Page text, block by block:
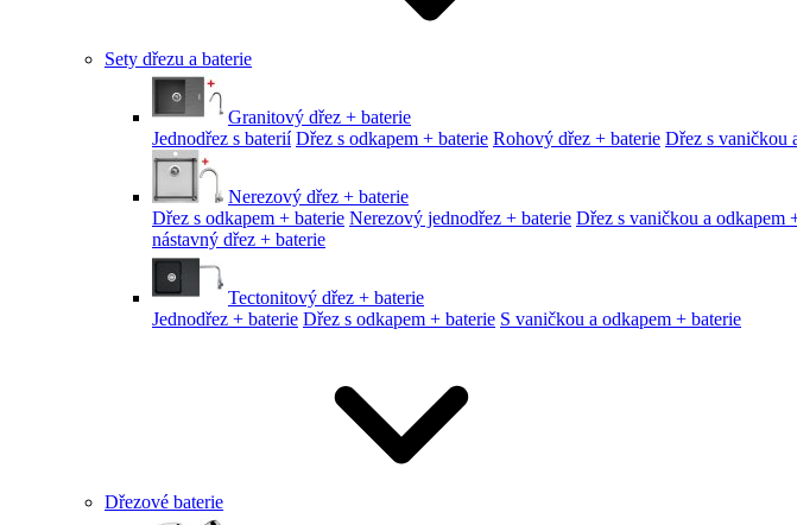
Sety dřezu a baterie
Granitový dřez + baterie
Jednodřez s baterií Dřez s odkapem + baterie Rohový dřez + baterie Dřez s vaničkou
Nerezový dřez + baterie
Dřez s odkapem + baterie Nerezový jednodřez + baterie Dřez s vaničkou a odkapem
nástavný dřez + baterie
Tectonitový dřez + baterie
Jednodřez + baterie Dřez s odkapem + baterie S vaničkou a odkapem + baterie
Dřezové baterie